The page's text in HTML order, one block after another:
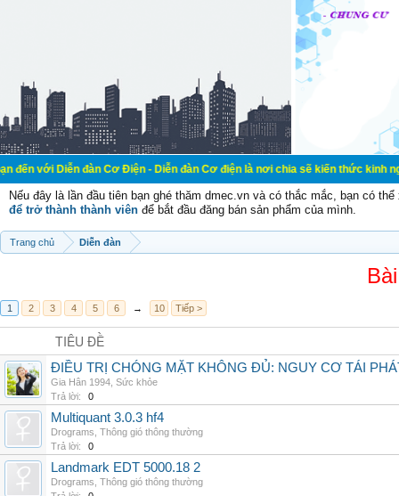
đàn Cơ Điện - Diễn đàn Cơ điện là nơi chia sẽ kiến thức kinh nghiệm
Nếu đây là lần đầu tiên bạn ghé thăm dmec.vn và có thắc mắc, bạn có
để trở thành thành viên để bắt đầu đăng bán sản phẩm của mình.
Trang chủ Diễn đàn
1 2 3 4 5 6 → 10 Tiếp >
TIÊU ĐỀ
ĐIỀU TRỊ CHÓNG MẶT KHÔNG ĐỦ: NGUY CƠ TÁI
Gia Hân 1994 Sức khỏe
Trả lời:
0
Multiquant 3.0.3 hf4
Drograms Thông gió thông thường
Trả lời:
0
Landmark EDT 5000.18 2
Drograms Thông gió thông thường